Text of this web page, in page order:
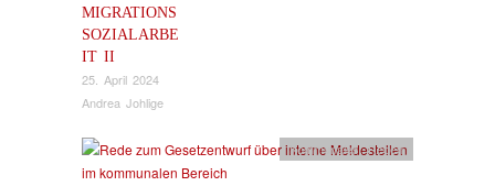
MIGRATIONS
SOZIALARBE
IT II
25. April 2024
Andrea Johlige
Kommunales,Reden